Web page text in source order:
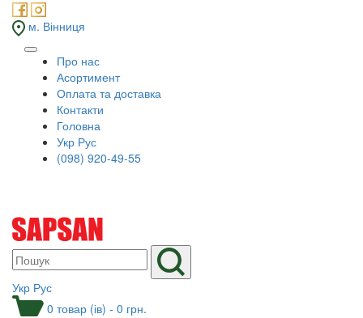
м. Вінниця
Про нас
Асортимент
Оплата та доставка
Контакти
Головна
Укр Рус
(098) 920-49-55
Укр Рус
0 товар (ів) - 0 грн.